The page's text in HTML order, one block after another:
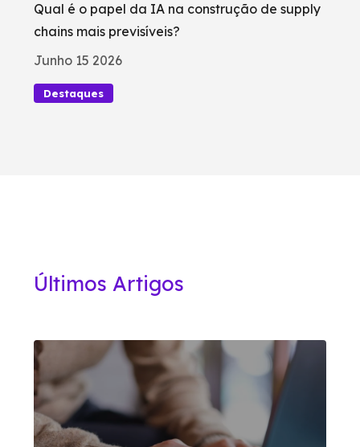
Qual é o papel da IA na construção de supply
chains mais previsíveis?
Junho 15 2026
Destaques
Últimos Artigos